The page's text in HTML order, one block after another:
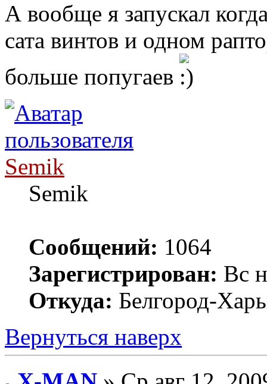
А вообще я запускал
сата винтов и одном
больше попугаев
Semik
Semik
Сообщений: 1064
Зарегистрирован: Вс
Откуда: Белгород-
Вернуться наверх